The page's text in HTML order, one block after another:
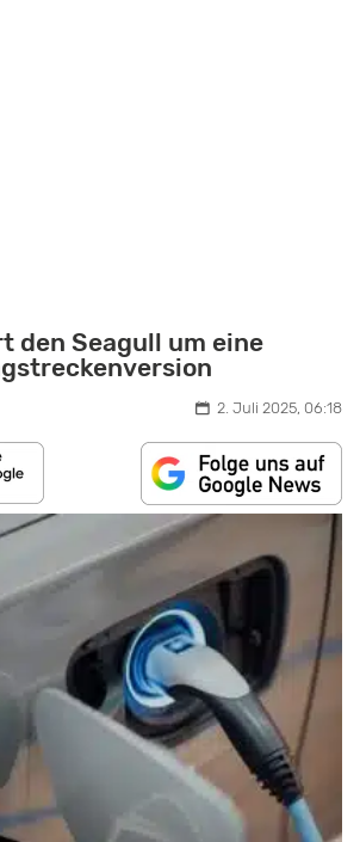
den Seagull um eine
2. Juli 2025, 06:18